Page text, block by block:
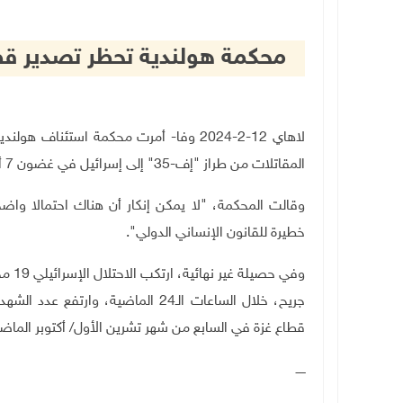
محكمة هولندية تحظر تصدير قطع غيار
لاهاي 12-2-2024 وفا- أمرت محكمة
المقاتلات من طراز "إف-35" إلى إسرائيل في غضون 7 أيام
وقالت المحكمة، "لا يمكن إنكار أن هناك احتمالا
خطيرة للقانون الإنساني الدولي".
قطاع غزة في السابع من شهر تشرين الأول/ أكتوبر
ـــــ